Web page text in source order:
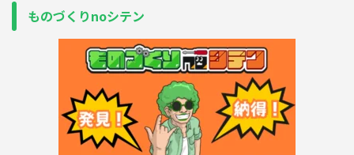
ものづくりnoシテン